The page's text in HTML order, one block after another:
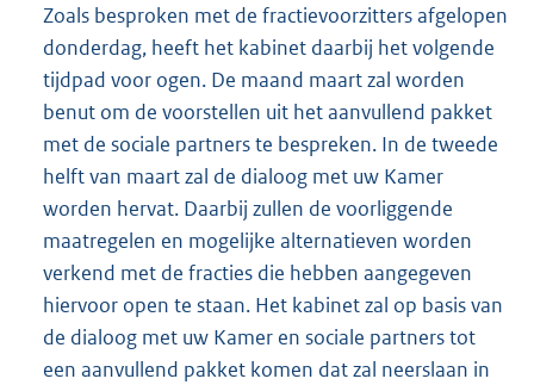
Zoals besproken met de fractievoorzitters afgelopen
donderdag, heeft het kabinet daarbij het volgende
tijdpad voor ogen. De maand maart zal worden
benut om de voorstellen uit het aanvullend pakket
met de sociale partners te bespreken. In de tweede
helft van maart zal de dialoog met uw Kamer
worden hervat. Daarbij zullen de voorliggende
maatregelen en mogelijke alternatieven worden
verkend met de fracties die hebben aangegeven
hiervoor open te staan. Het kabinet zal op basis van
de dialoog met uw Kamer en sociale partners tot
een aanvullend pakket komen dat zal neerslaan in